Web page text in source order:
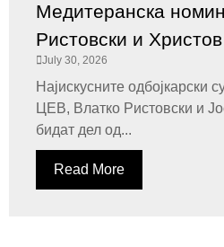
Медитеранска
Ристовски и Христов
July 30, 2026
Најискусните одбојкарски
ЦЕВ, Влатко Ристовски и
бидат дел од...
Read More